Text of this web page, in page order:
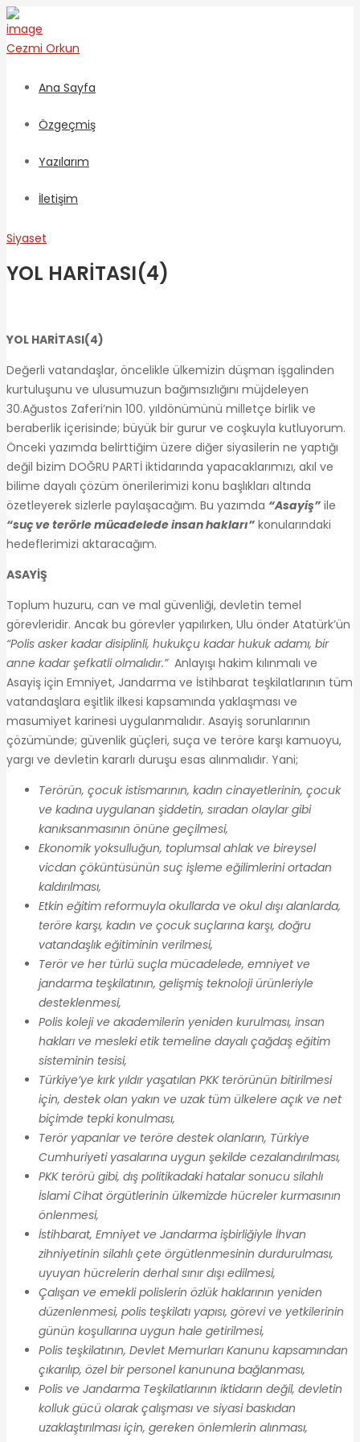
Cezmi Orkun
Ana Sayfa
Özgeçmiş
Yazılarım
İletişim
Siyaset
YOL HARİTASI(4)
YOL HARİTASI(4)
Değerli vatandaşlar, öncelikle ülkemizin düşman işgalinden
kurtuluşunu ve ulusumuzun bağımsızlığını müjdeleyen
30.Ağustos Zaferi’nin 100. yıldönümünü milletçe birlik ve
beraberlik içerisinde; büyük bir gurur ve coşkuyla kutluyorum.
Önceki yazımda belirttiğim üzere diğer siyasilerin ne yaptığı
değil bizim DOĞRU PARTİ iktidarında yapacaklarımızı, akıl ve
bilime dayalı çözüm önerilerimizi konu başlıkları altında
özetleyerek sizlerle paylaşacağım. Bu yazımda “Asayiş” ile
“suç ve terörle mücadelede insan hakları” konularındaki
hedeflerimizi aktaracağım.
ASAYİŞ
Toplum huzuru, can ve mal güvenliği, devletin temel
görevleridir. Ancak bu görevler yapılırken, Ulu önder Atatürk’ün
“Polis asker kadar disiplinli, hukukçu kadar hukuk adamı, bir
anne kadar şefkatli olmalıdır.” Anlayışı hakim kılınmalı ve
Asayiş için Emniyet, Jandarma ve İstihbarat teşkilatlarının tüm
vatandaşlara eşitlik ilkesi kapsamında yaklaşması ve
masumiyet karinesi uygulanmalıdır. Asayiş sorunlarının
çözümünde; güvenlik güçleri, suça ve teröre karşı kamuoyu,
yargı ve devletin kararlı duruşu esas alınmalıdır. Yani;
Terörün, çocuk istismarının, kadın cinayetlerinin, çocuk
ve kadına uygulanan şiddetin, sıradan olaylar gibi
kanıksanmasının önüne geçilmesi,
Ekonomik yoksulluğun, toplumsal ahlak ve bireysel
vicdan çöküntüsünün suç işleme eğilimlerini ortadan
kaldırılması,
Etkin eğitim reformuyla okullarda ve okul dışı alanlarda,
teröre karşı, kadın ve çocuk suçlarına karşı, doğru
vatandaşlık eğitiminin verilmesi,
Terör ve her türlü suçla mücadelede, emniyet ve
jandarma teşkilatının, gelişmiş teknoloji ürünleriyle
desteklenmesi,
Polis koleji ve akademilerin yeniden kurulması, insan
hakları ve mesleki etik temeline dayalı çağdaş eğitim
sisteminin tesisi,
Türkiye’ye kırk yıldır yaşatılan PKK terörünün bitirilmesi
için, destek olan yakın ve uzak tüm ülkelere açık ve net
biçimde tepki konulması,
Terör yapanlar ve teröre destek olanların, Türkiye
Cumhuriyeti yasalarına uygun şekilde cezalandırılması,
PKK terörü gibi, dış politikadaki hatalar sonucu silahlı
İslami Cihat örgütlerinin ülkemizde hücreler kurmasının
önlenmesi,
İstihbarat, Emniyet ve Jandarma işbirliğiyle İhvan
zihniyetinin silahlı çete örgütlenmesinin durdurulması,
uyuyan hücrelerin derhal sınır dışı edilmesi,
Çalışan ve emekli polislerin özlük haklarının yeniden
düzenlenmesi, polis teşkilatı yapısı, görevi ve yetkilerinin
günün koşullarına uygun hale getirilmesi,
Polis teşkilatının, Devlet Memurları Kanunu kapsamından
çıkarılıp, özel bir personel kanununa bağlanması,
Polis ve Jandarma Teşkilatlarının iktidarın değil, devletin
kolluk gücü olarak çalışması ve siyasi baskıdan
uzaklaştırılması için, gereken önlemlerin alınması,